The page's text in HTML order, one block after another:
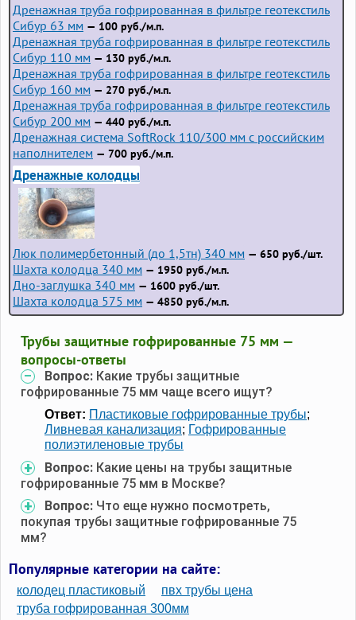
Дренажная труба гофрированная в фильтре геотекстиль
Сибур 63 мм — 100 руб./м.п.
Дренажная труба гофрированная в фильтре геотекстиль
Сибур 110 мм — 130 руб./м.п.
Дренажная труба гофрированная в фильтре геотекстиль
Сибур 160 мм — 270 руб./м.п.
Дренажная труба гофрированная в фильтре геотекстиль
Сибур 200 мм — 440 руб./м.п.
Дренажная система SoftRock 110/300 мм с российским
наполнителем — 700 руб./м.п.
Дренажные колодцы
Люк полимербетонный (до 1,5тн) 340 мм — 650 руб./шт.
Шахта колодца 340 мм — 1950 руб./м.п.
Дно-заглушка 340 мм — 1600 руб./шт.
Шахта колодца 575 мм — 4850 руб./м.п.
Трубы защитные гофрированные 75 мм —
вопросы-ответы
Вопрос: Какие трубы защитные
гофрированные 75 мм чаще всего ищут?
Ответ: Пластиковые гофрированные трубы;
Ливневая канализация; Гофрированные
полиэтиленовые трубы
Вопрос: Какие цены на трубы защитные
гофрированные 75 мм в Москве?
Вопрос: Что еще нужно посмотреть,
покупая трубы защитные гофрированные 75
мм?
Популярные категории на сайте:
колодец пластиковый
пвх трубы цена
труба гофрированная 300мм